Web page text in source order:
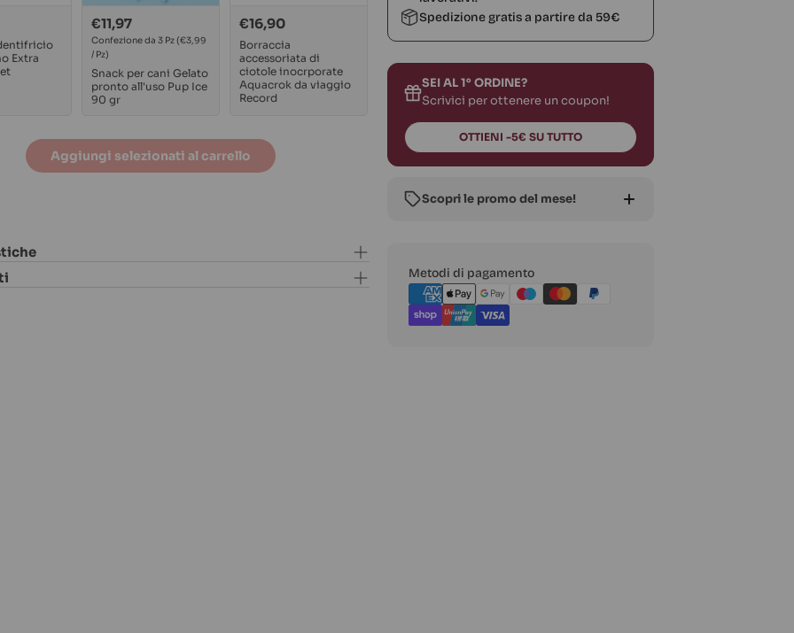
Extra
Prezzo
di
vendita
€11,97Prezzo
normale
Confezione da 3 Pz(€3,99
/ Pz)
Snack per cani Gelato
pronto all'uso Pup Ice
90 gr
Prezzo
normale
€16,90
Borraccia
accessoriata di
ciotole inocrporate
Aquacrok da viaggio
Record
Aggiungi selezionati al carrello
Spedizione gratis a partire da 59€
SEI AL 1° ORDINE?
Scrivici per ottenere un coupon!
OTTIENI -5€ SU TUTTO
Scopri le promo del mese!
Coupon fino a -20%sui top brand
🥫Promo 3+1:prendi 4, paghi 3
Metodi di pagamento
Metodi
pagamento